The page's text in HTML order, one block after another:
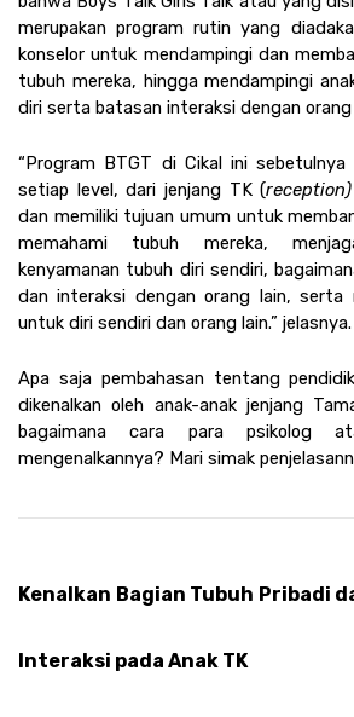
merupakan program rutin yang
konselor untuk mendampingi dan
tubuh mereka, hingga mendampingi
diri serta batasan interaksi dengan orang
“Program BTGT di Cikal ini
setiap level, dari jenjang TK (reception)
dan memiliki tujuan umum untuk
memahami tubuh mereka,
kenyamanan tubuh diri sendiri,
dan interaksi dengan orang lain, serta
untuk diri sendiri dan orang lain.” jelasnya.
Apa saja pembahasan tentang
dikenalkan oleh anak-anak jenjang
bagaimana cara para psikolog
mengenalkannya? Mari simak
Kenalkan Bagian Tubuh Pribadi
Interaksi pada Anak TK